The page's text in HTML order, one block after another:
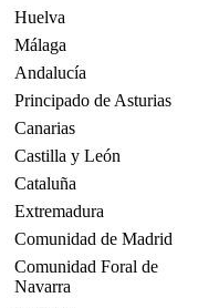
Huelva
Málaga
Andalucía
Principado de Asturias
Canarias
Castilla y León
Cataluña
Extremadura
Comunidad de Madrid
Comunidad Foral de
Navarra